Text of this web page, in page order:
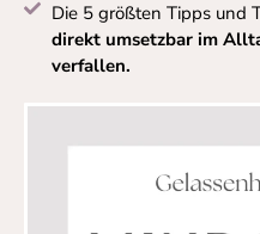
Die 5 größten Tipps und
direkt umsetzbar im
verfallen.